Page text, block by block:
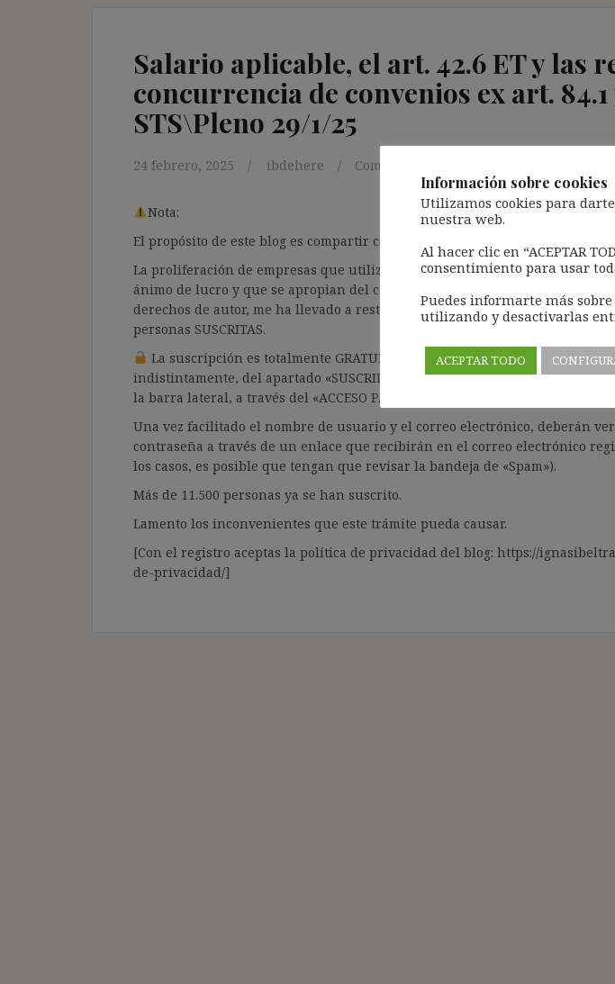
Salario aplicable, el art. 42.6 ET y las
concurrencia de convenios ex art. 84.1
STS\Pleno 29/1/25
24 febrero, 2025 ibdehere Comentarios Jurisprudencia
Nota:
El propósito de este blog es compartir contenido de forma totalmente
La proliferación de empresas que utilizan la Inteligencia Artificial
ánimo de lucro y que se apropian del contenido de terceros sin ningún
derechos de autor, me ha llevado a restringir el contenido del blog
personas SUSCRITAS.
La suscripción es totalmente GRATUITA y tramitarla solo lleva unos
indistintamente, del apartado «SUSCRIPCIÓN» que aparece en la barra de
la barra lateral, a través del «ACCESO PARA SUSCRIBIRSE AL BLOG».
Una vez facilitado el nombre de usuario y el correo electrónico, deberán
contraseña a través de un enlace que recibirán en el correo electrónico
los casos, es posible que tengan que revisar la bandeja de «Spam»).
Más de 11.500 personas ya se han suscrito.
Lamento los inconvenientes que este trámite pueda causar.
[Con el registro aceptas la política de privacidad del blog: https://
de-privacidad/]
Información sobre cookies
Utilizamos cookies para
nuestra web.
Al hacer clic en “ACEPTAR
consentimiento para usar
Puedes informarte más sobre
utilizando y desactivarlas
ACEPTAR TODO